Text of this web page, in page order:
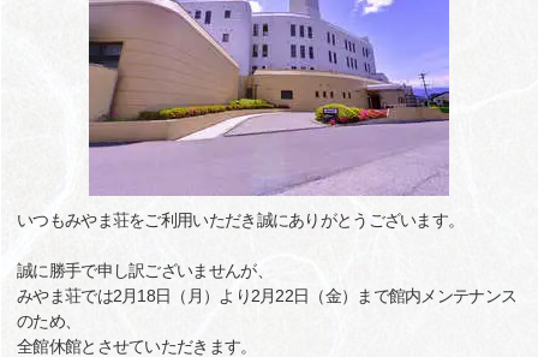
いつもみやま荘をご利用いただき誠にありがとうございます。
誠に勝手で申し訳ございませんが、
みやま荘では2月18日（月）より2月22日（金）まで館内メンテナンス
のため、
全館休館とさせていただきます。